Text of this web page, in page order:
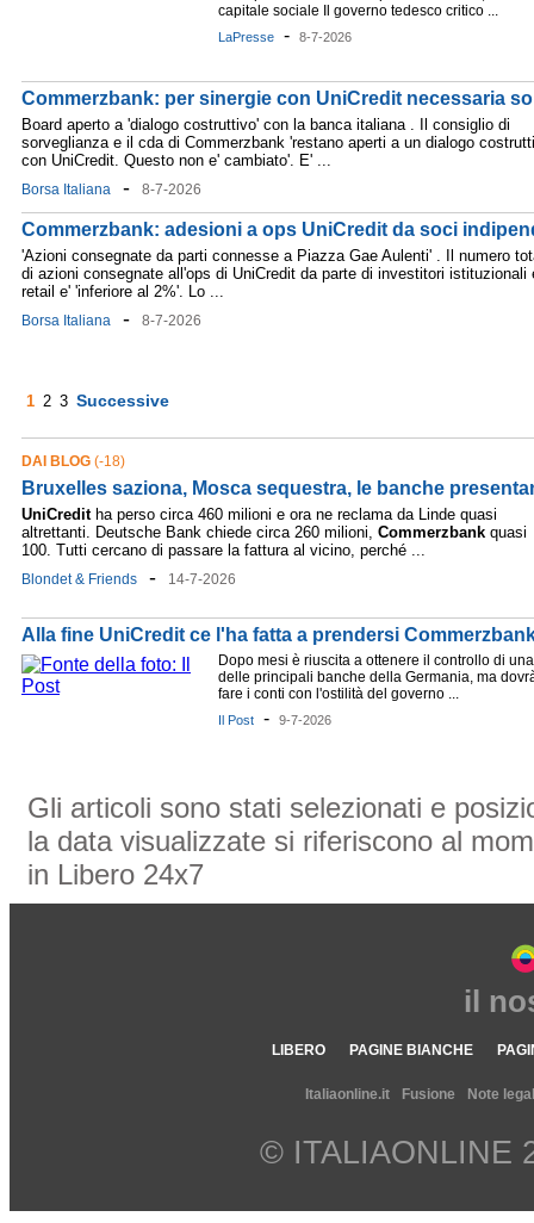
capitale sociale Il governo tedesco critico ...
LaPresse - 8-7-2026
Commerzbank: per sinergie con UniCredit necessaria
Board aperto a 'dialogo costruttivo' con la banca italiana . Il consiglio di
sorveglianza e il cda di Commerzbank 'restano aperti a un dialogo
con UniCredit. Questo non e' cambiato'. E' ...
Borsa Italiana - 8-7-2026
Commerzbank: adesioni a ops UniCredit da soci
'Azioni consegnate da parti connesse a Piazza Gae Aulenti' . Il numero
di azioni consegnate all'ops di UniCredit da parte di investitori istituzionali
retail e' 'inferiore al 2%'. Lo ...
Borsa Italiana - 8-7-2026
1 2 3 Successive
DAI BLOG (-18)
Bruxelles saziona, Mosca sequestra, le banche
UniCreditha perso circa 460 milioni e ora ne reclama da Linde quasi
altrettanti. Deutsche Bank chiede circa 260 milioni, Commerzbank quasi
100. Tutti cercano di passare la fattura al vicino, perché ...
Blondet & Friends - 14-7-2026
Alla fine UniCredit ce l'ha fatta a prendersi
Dopo mesi è riuscita a ottenere il controllo di una
delle principali banche della Germania, ma
fare i conti con l'ostilità del governo ...
Il Post - 9-7-2026
Gli articoli sono stati selezionati e
la data visualizzate si riferiscono al
in Libero 24x7
il
LIBERO PAGINE BIANCHE
Italiaonline.it Fusione Note
© ITALIAONLINE